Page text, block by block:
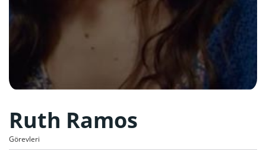
Ruth Ramos
Görevleri